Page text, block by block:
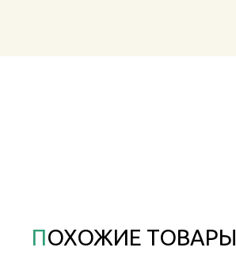
ПОХОЖИЕ ТОВАРЫ